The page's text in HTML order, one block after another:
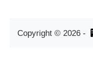
Copyright © 2026-